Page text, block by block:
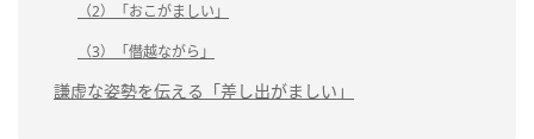
（2）「おこがましい」
（3）「僭越ながら」
謙虚な姿勢を伝える「差し出がましい」